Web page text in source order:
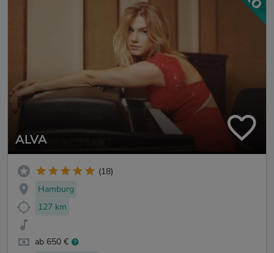
ALVA
(18)
Hamburg
127 km
ab 650 €